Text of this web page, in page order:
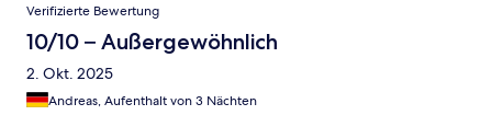
Verifizierte Bewertung
10/10 – Außergewöhnlich
2. Okt. 2025
Andreas, Aufenthalt von 3 Nächten